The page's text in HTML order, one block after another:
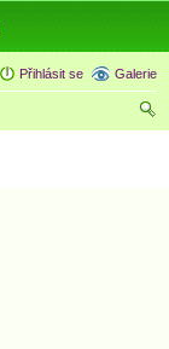
Galerie
Přihlásit se